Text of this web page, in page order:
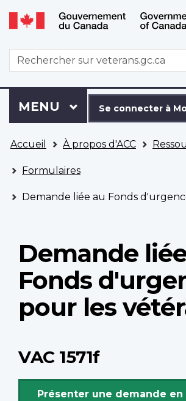
Aller
au
principal
Passer
à
version
HTML
WxT
Search
form
connecter
à
Dossier
ACC
Se connecter à
Menu
MENU PRINCIPAL
êtes
ici
Accueil À propos d'ACC
Formulaires
Demande liée au Fonds d'urgence
Demande
Fonds
pour les
VAC 1571f
Présenter une demande